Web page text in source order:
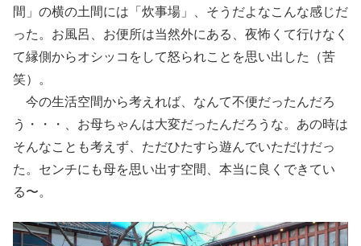
間」の横の土間には「炊事場」、そうだよなこんな感じだ
った。お風呂、お便所は当然外にある、夜怖くて行けなく
て縁側からオシッコをして怒られことを思い出した（苦
笑）。
今の生活空間から考えれば、なんて不便だったんだろ
う・・・、お母ちゃんは大変だったんだろうな。あの時は
そんなことも考えず、ただひたすら遊んでいただけだっ
た。センチにも母を思い出す空間、本当に良くできてい
る〜。